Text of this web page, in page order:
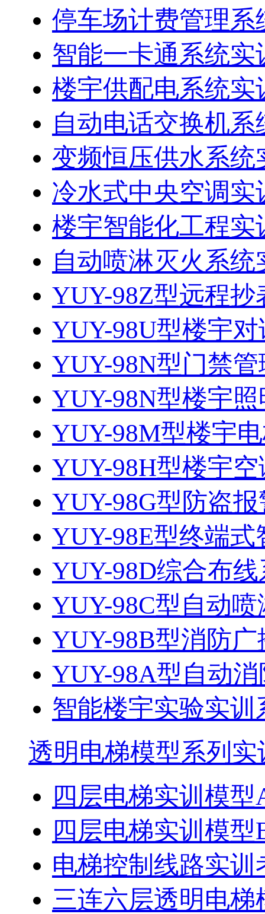
停车场计费管理系
智能一卡通系统实
楼宇供配电系统实
自动电话交换机
变频恒压供水系统
冷水式中央空调实
楼宇智能化工程实
自动喷淋灭火系统
YUY-98Z型远程
YUY-98U型楼宇
YUY-98N型门禁
YUY-98N型楼宇
YUY-98M型楼宇
YUY-98H型楼宇
YUY-98G型防盗
YUY-98E型终端
YUY-98D综合布
YUY-98C型自动
​YUY-98B型消防
YUY-98A型自动
智能楼宇实验实训
透明电梯模型系列实
四层电梯实训模型
四层电梯实训模型
电梯控制线路实训
三连六层透明电梯